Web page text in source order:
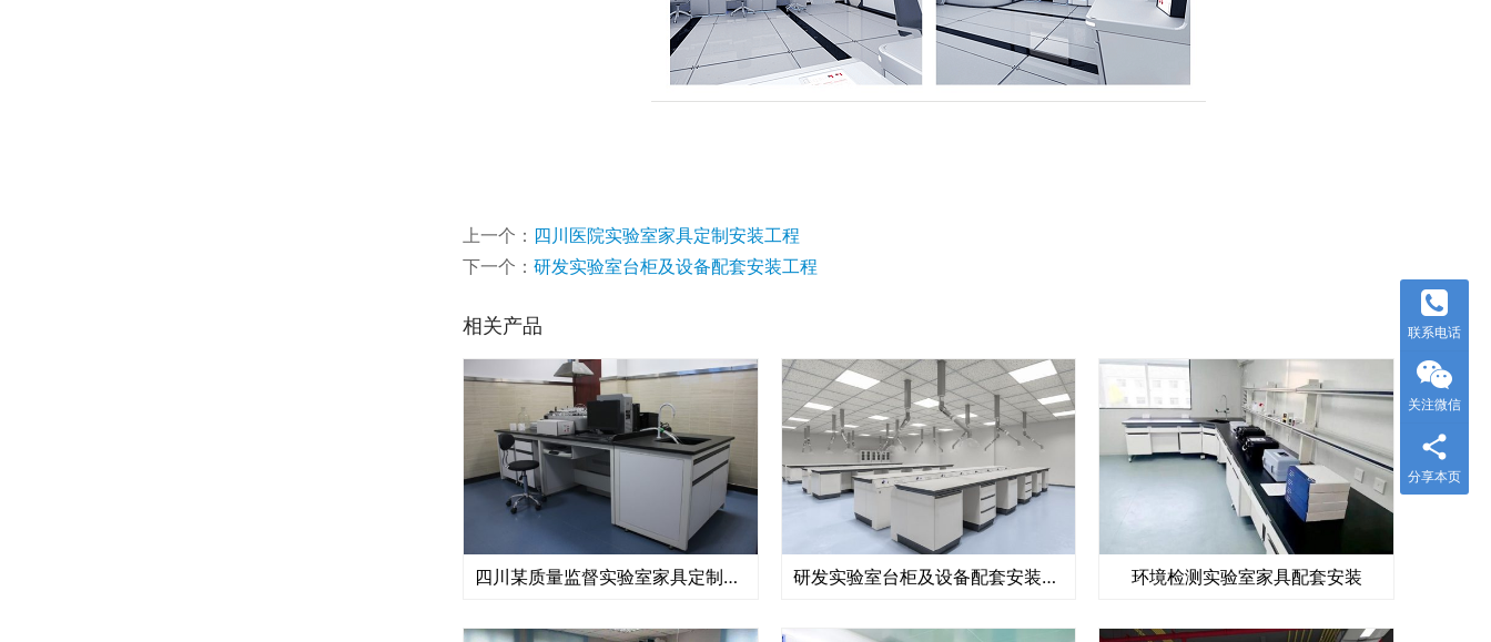
上一个： 四川医院实验室家具定制安装工程
下一个： 研发实验室台柜及设备配套安装工程
相关产品
四川某质量监督实验室家具定制安装 研发实验室台柜及设备配套安装工程 环境检测实验室家具配套安装
联系电话
关注微信
分享本页